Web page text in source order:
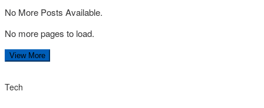
No More Posts Available.
No more pages to load.
View More
Tech